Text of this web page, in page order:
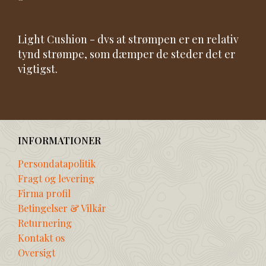
Light Cushion - dvs at strømpen er en relativ
tynd strømpe, som dæmper de steder det er
vigtigst.
INFORMATIONER
Persondatapolitik
Fragt og levering
Firma profil
Betingelser & Vilkår
Returnering
Kontakt os
Oversigt